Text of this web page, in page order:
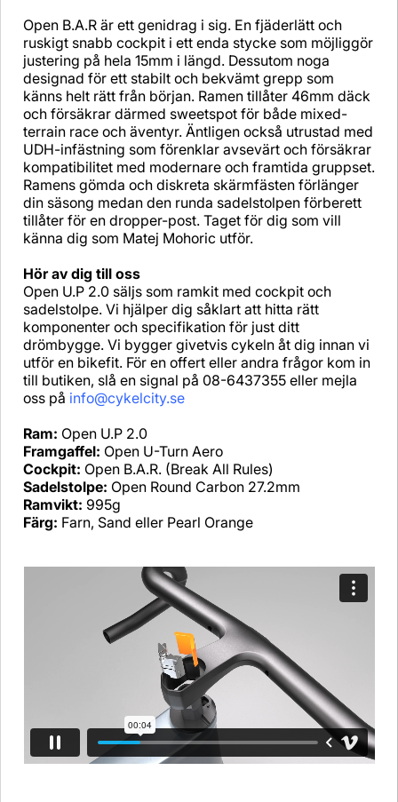
Open B.A.R är ett genidrag i sig. En fjäderlätt och
ruskigt snabb cockpit i ett enda stycke som möjliggör
justering på hela 15mm i längd. Dessutom noga
designad för ett stabilt och bekvämt grepp som
känns helt rätt från början. Ramen tillåter 46mm däck
och försäkrar därmed sweetspot för både mixed-
terrain race och äventyr. Äntligen också utrustad med
UDH-infästning som förenklar avsevärt och försäkrar
kompatibilitet med modernare och framtida gruppset.
Ramens gömda och diskreta skärmfästen förlänger
din säsong medan den runda sadelstolpen förberett
tillåter för en dropper-post. Taget för dig som vill
känna dig som Matej Mohoric utför.
Hör av dig till oss
Open U.P 2.0 säljs som ramkit med cockpit och
sadelstolpe. Vi hjälper dig såklart att hitta rätt
komponenter och specifikation för just ditt
drömbygge. Vi bygger givetvis cykeln åt dig innan vi
utför en bikefit. För en offert eller andra frågor kom in
till butiken, slå en signal på 08-6437355 eller mejla
oss på info@cykelcity.se
Ram: Open U.P 2.0
Framgaffel: Open U-Turn Aero
Cockpit: Open B.A.R. (Break All Rules)
Sadelstolpe: Open Round Carbon 27.2mm
Ramvikt: 995g
Färg: Farn, Sand eller Pearl Orange